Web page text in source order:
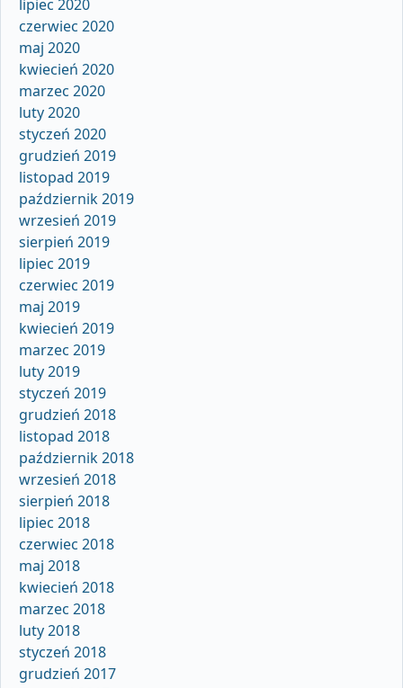
lipiec 2020
czerwiec 2020
maj 2020
kwiecień 2020
marzec 2020
luty 2020
styczeń 2020
grudzień 2019
listopad 2019
październik 2019
wrzesień 2019
sierpień 2019
lipiec 2019
czerwiec 2019
maj 2019
kwiecień 2019
marzec 2019
luty 2019
styczeń 2019
grudzień 2018
listopad 2018
październik 2018
wrzesień 2018
sierpień 2018
lipiec 2018
czerwiec 2018
maj 2018
kwiecień 2018
marzec 2018
luty 2018
styczeń 2018
grudzień 2017